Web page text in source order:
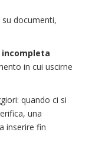
documenti,
in cui uscirne
quando ci si
una
inserire fin